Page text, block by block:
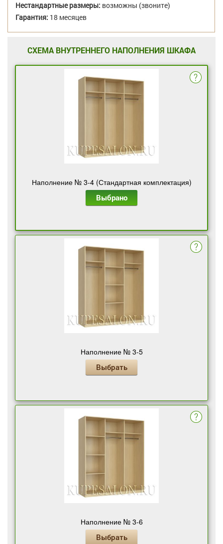
Нестандартные размеры: возможны (звоните)
Гарантия: 18 месяцев
СХЕМА ВНУТРЕННЕГО НАПОЛНЕНИЯ ШКАФА
Наполнение № 3-4 (Стандартная комплектация)
Выбрано
Наполнение № 3-5
Выбрать
Наполнение № 3-6
Выбрать